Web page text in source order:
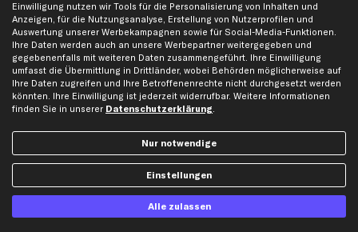
Vorkasse
Versand
Artikel, Teile, Original und Bestell-Nr. dienen nur zu Vergleichszwecken und sind
keine Herkunftsbezeichnungen. Die Nennung von Namen, Warenzeichen oder
Markennamen erfolgt nur zu Zwecken der Zuordnung unserer Artikel. Die Angaben
von diesen in Rechnungen an Fahrzeugbesitzer sind nicht statthaft. Die Ware bleibt
bis zur Bezahlung unser Eigentum.
Einwilligung nutzen wir Tools für die Personalisierung von Inhalten und
Anzeigen, für die Nutzungsanalyse, Erstellung von Nutzerprofilen und
Auswertung unserer Werbekampagnen sowie für Social-Media-Funktionen.
Ihre Daten werden auch an unsere Werbepartner weitergegeben und
gegebenenfalls mit weiteren Daten zusammengeführt. Ihre Einwilligung
umfasst die Übermittlung in Drittländer, wobei Behörden möglicherweise auf
Ihre Daten zugreifen und Ihre Betroffenenrechte nicht durchgesetzt werden
könnten. Ihre Einwilligung ist jederzeit widerrufbar. Weitere Informationen
finden Sie in unserer Datenschutzerklärung.
Nur notwendige
Einstellungen
Alle zulassen